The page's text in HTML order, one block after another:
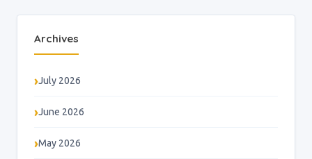
Archives
July 2026
June 2026
May 2026